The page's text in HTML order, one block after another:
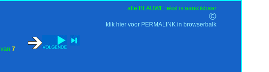
alle BLAUWE tekst is aanklikbaar
klik hier voor PERMALINK in browserbalk
©
van 7